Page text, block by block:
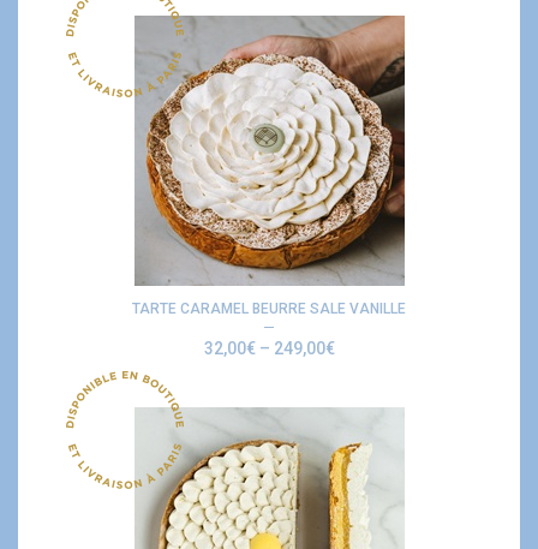
TARTE CARAMEL BEURRE SALE VANILLE
32,00€– 249,00€